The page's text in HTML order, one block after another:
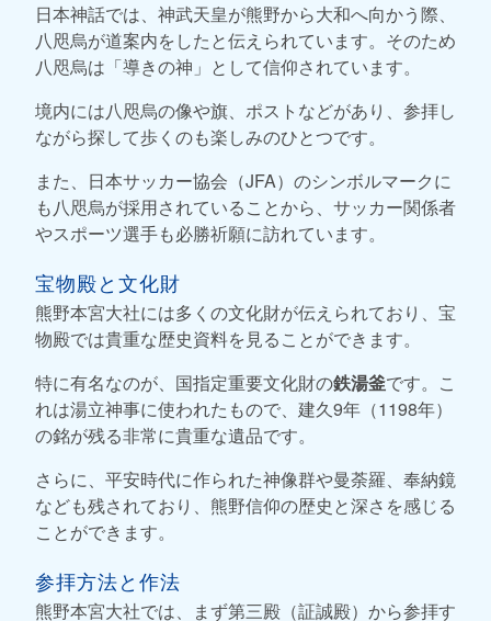
日本神話では、神武天皇が熊野から大和へ向かう際、
八咫烏が道案内をしたと伝えられています。そのため
八咫烏は「導きの神」として信仰されています。
境内には八咫烏の像や旗、ポストなどがあり、参拝し
ながら探して歩くのも楽しみのひとつです。
また、日本サッカー協会（JFA）のシンボルマークに
も八咫烏が採用されていることから、サッカー関係者
やスポーツ選手も必勝祈願に訪れています。
宝物殿と文化財
熊野本宮大社には多くの文化財が伝えられており、宝
物殿では貴重な歴史資料を見ることができます。
特に有名なのが、国指定重要文化財の鉄湯釜です。こ
れは湯立神事に使われたもので、建久9年（1198年）
の銘が残る非常に貴重な遺品です。
さらに、平安時代に作られた神像群や曼荼羅、奉納鏡
なども残されており、熊野信仰の歴史と深さを感じる
ことができます。
参拝方法と作法
熊野本宮大社では、まず第三殿（証誠殿）から参拝す